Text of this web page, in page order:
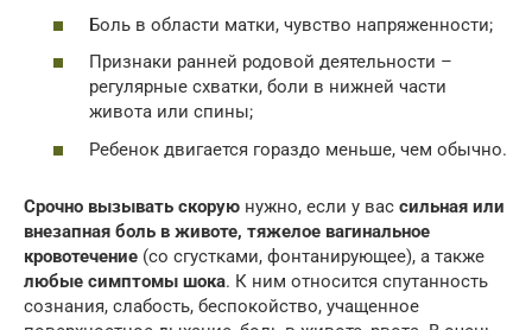
Боль в области матки, чувство напряженности;
Признаки ранней родовой деятельности –
регулярные схватки, боли в нижней части
живота или спины;
Ребенок двигается гораздо меньше, чем обычно.
Срочно вызывать скорую нужно, если у вас сильная или
внезапная боль в животе, тяжелое вагинальное
кровотечение (со сгустками, фонтанирующее), а также
любые симптомы шока. К ним относится спутанность
сознания, слабость, беспокойство, учащенное